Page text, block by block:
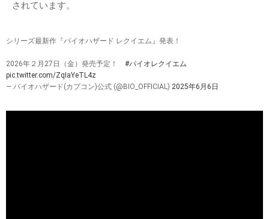
されています。
シリーズ最新作『バイオハザード レクイエム』発表！
2026年２月27日（金）発売予定！ #バイオレクイエム
pic.twitter.com/ZqIaYeTL4z
— バイオハザード(カプコン)公式 (@BIO_OFFICIAL) 2025年6月6日